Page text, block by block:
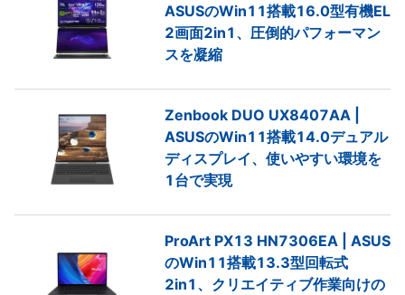
ASUSのWin11搭載16.0型有機EL
2画面2in1、圧倒的パフォーマン
スを凝縮
Zenbook DUO UX8407AA |
ASUSのWin11搭載14.0デュアル
ディスプレイ、使いやすい環境を
1台で実現
ProArt PX13 HN7306EA | ASUS
のWin11搭載13.3型回転式
2in1、クリエイティブ作業向けの